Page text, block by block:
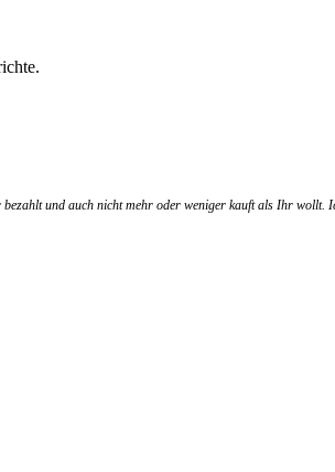
und auch nicht mehr oder weniger kauft als Ihr wollt.